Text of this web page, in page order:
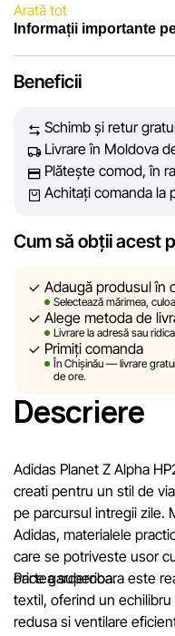
Arată tot
Informații importante
încrederea clienților
prezentate pe site să fie
actuale. Scopul nostru
veridice, pentru ca dvs.
de cumpărare.
Cu toate acestea, în
afișate pe site, din
disfuncționalități. De
responsabilitatea pentru
informațiilor de pe
linkuri pe site-ul nostru.
Sportlandia își rezervă
prezentate pe site sunt
ilustrativ. Informațiile
exclusiv în scop
Prețurile produselor,
reducerilor, cadourilor,
modificate de către
Beneficii
Schimb și retur
Livrare în Moldova
Plătește comod, în
Achitați comanda la
Cum să obții acest
Adaugă produsul în
Selectează mărimea,
Alege metoda de
Livrare la adresă sau
Primiți comanda
În Chișinău — livrare
de ore.
Descriere
Adidas Planet Z Alpha
creati pentru un stil de
pe parcursul intregii zile.
Adidas, materialele
care se potriveste usor
orice garderoba.
Partea superioara este
textil, oferind un
redusa si ventilare